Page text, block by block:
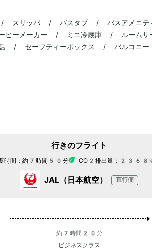
スリッパ / バスタブ / バスアメニ
ーメーカー / ミニ冷蔵庫 / ルーム
セーフティーボックス / バルコニー
行きのフライト
時間： 約7時間50分 CO2排出量：
JAL（日本航空） 直行便
約7時間20分
ビジネスクラス